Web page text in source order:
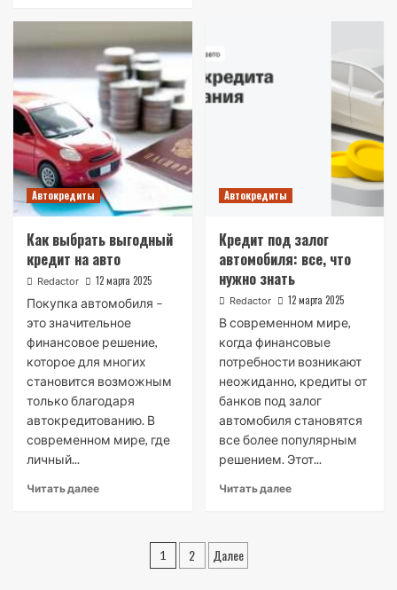
Автокредиты
Как выбрать выгодный
кредит на авто
Redactor 12 марта 2025
Покупка автомобиля –
это значительное
финансовое решение,
которое для многих
становится возможным
только благодаря
автокредитованию. В
современном мире, где
личный...
Читать далее
Автокредиты
Кредит под залог
автомобиля: все, что
нужно знать
Redactor 12 марта 2025
В современном мире,
когда финансовые
потребности возникают
неожиданно, кредиты от
банков под залог
автомобиля становятся
все более популярным
решением. Этот...
Читать далее
Пагинация
1 2 Далее